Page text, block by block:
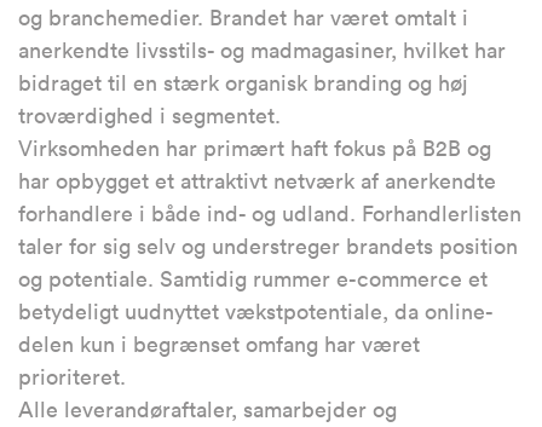
og branchemedier. Brandet har været omtalt i
anerkendte livsstils- og madmagasiner, hvilket har
bidraget til en stærk organisk branding og høj
troværdighed i segmentet.
Virksomheden har primært haft fokus på B2B og
har opbygget et attraktivt netværk af anerkendte
forhandlere i både ind- og udland. Forhandlerlisten
taler for sig selv og understreger brandets position
og potentiale. Samtidig rummer e-commerce et
betydeligt uudnyttet vækstpotentiale, da online-
delen kun i begrænset omfang har været
prioriteret.
Alle leverandøraftaler, samarbejder og